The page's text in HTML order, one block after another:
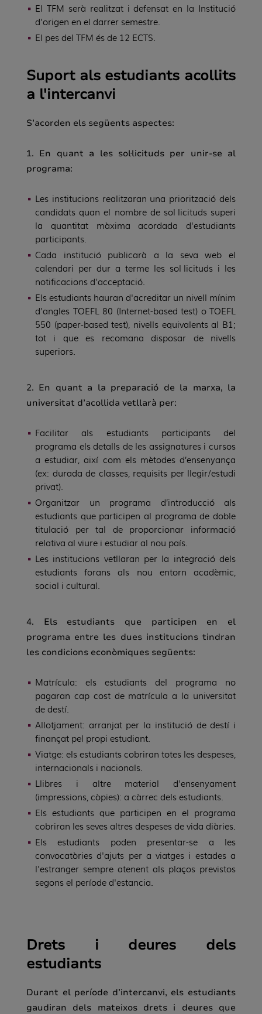
El TFM serà realitzat i defensat en la Institució
d'origen en el darrer semestre.
El pes del TFM és de 12 ECTS.
Suport als estudiants acollits
a l'intercanvi
S’acorden els següents aspectes:
1. En quant a les sol·licituds per unir-se al
programa:
Les institucions realitzaran una priorització dels
candidats quan el nombre de sol·licituds superi
la quantitat màxima acordada d'estudiants
participants.
Cada institució publicarà a la seva web el
calendari per dur a terme les sol·licituds i les
notificacions d'acceptació.
Els estudiants hauran d'acreditar un nivell mínim
d'angles TOEFL 80 (Internet-based test) o TOEFL
550 (paper-based test), nivells equivalents al B1;
tot i que es recomana disposar de nivells
superiors.
2. En quant a la preparació de la marxa, la
universitat d’acollida vetllarà per:
Facilitar als estudiants participants del
programa els detalls de les assignatures i cursos
a estudiar, així com els mètodes d’ensenyança
(ex: durada de classes, requisits per llegir/estudi
privat).
Organitzar un programa d’introducció als
estudiants que participen al programa de doble
titulació per tal de proporcionar informació
relativa al viure i estudiar al nou país.
Les institucions vetllaran per la integració dels
estudiants forans als nou entorn acadèmic,
social i cultural.
4. Els estudiants que participen en el
programa entre les dues institucions tindran
les condicions econòmiques següents:
Matrícula: els estudiants del programa no
pagaran cap cost de matrícula a la universitat
de destí.
Allotjament: arranjat per la institució de destí i
finançat pel propi estudiant.
Viatge: els estudiants cobriran totes les despeses,
internacionals i nacionals.
Llibres i altre material d'ensenyament
(impressions, còpies): a càrrec dels estudiants.
Els estudiants que participen en el programa
cobriran les seves altres despeses de vida diàries.
Els estudiants poden presentar-se a les
convocatòries d'ajuts per a viatges i estades a
l'estranger sempre atenent als plaços previstos
segons el període d'estancia.
Drets i deures dels
estudiants
Durant el període d’intercanvi, els estudiants
gaudiran dels mateixos drets i deures que